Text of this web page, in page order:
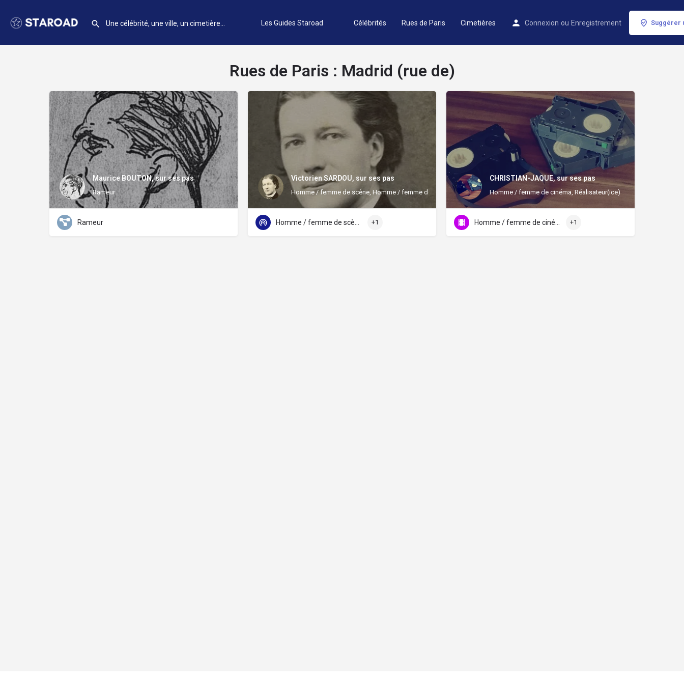
Les Guides Staroad Célébrités Rues de Paris Cimetières Connexion ou Enregistrement Suggérer
Rues de Paris : Madrid (rue de)
Maurice BOUTON, sur ses pas
Rameur
Rameur
Victorien SARDOU, sur ses pas
Homme / femme de scène, Homme / femme de théâtre
+1
CHRISTIAN-JAQUE, sur ses pas
Homme / femme de cinéma, Réalisateur(ice)
+1